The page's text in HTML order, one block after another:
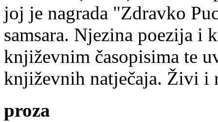
joj je nagrada "Zdravko
samsara. Njezina poezija i
književnim časopisima te
književnih natječaja. Živi i
proza